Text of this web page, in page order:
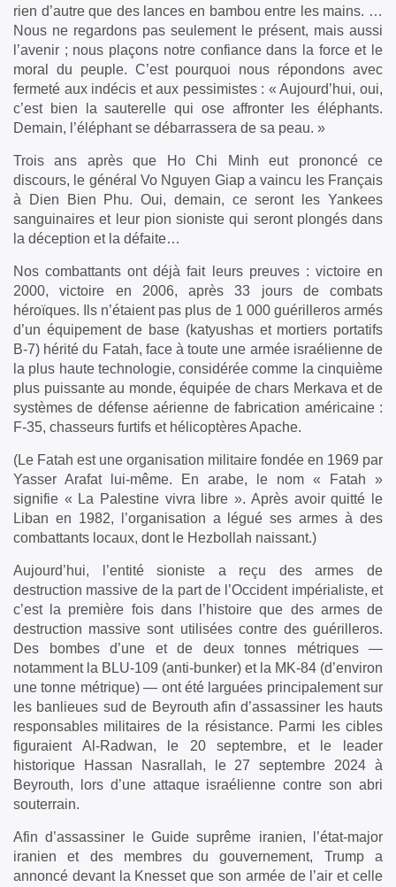
rien d’autre que des lances en bambou entre les mains. …
Nous ne regardons pas seulement le présent, mais aussi
l’avenir ; nous plaçons notre confiance dans la force et le
moral du peuple. C’est pourquoi nous répondons avec
fermeté aux indécis et aux pessimistes : « Aujourd’hui, oui,
c’est bien la sauterelle qui ose affronter les éléphants.
Demain, l’éléphant se débarrassera de sa peau. »
Trois ans après que Ho Chi Minh eut prononcé ce
discours, le général Vo Nguyen Giap a vaincu les Français
à Dien Bien Phu. Oui, demain, ce seront les Yankees
sanguinaires et leur pion sioniste qui seront plongés dans
la déception et la défaite…
Nos combattants ont déjà fait leurs preuves : victoire en
2000, victoire en 2006, après 33 jours de combats
héroïques. Ils n’étaient pas plus de 1 000 guérilleros armés
d’un équipement de base (katyushas et mortiers portatifs
B-7) hérité du Fatah, face à toute une armée israélienne de
la plus haute technologie, considérée comme la cinquième
plus puissante au monde, équipée de chars Merkava et de
systèmes de défense aérienne de fabrication américaine :
F-35, chasseurs furtifs et hélicoptères Apache.
(Le Fatah est une organisation militaire fondée en 1969 par
Yasser Arafat lui-même. En arabe, le nom « Fatah »
signifie « La Palestine vivra libre ». Après avoir quitté le
Liban en 1982, l’organisation a légué ses armes à des
combattants locaux, dont le Hezbollah naissant.)
Aujourd’hui, l’entité sioniste a reçu des armes de
destruction massive de la part de l’Occident impérialiste, et
c’est la première fois dans l’histoire que des armes de
destruction massive sont utilisées contre des guérilleros.
Des bombes d’une et de deux tonnes métriques —
notamment la BLU-109 (anti-bunker) et la MK-84 (d’environ
une tonne métrique) — ont été larguées principalement sur
les banlieues sud de Beyrouth afin d’assassiner les hauts
responsables militaires de la résistance. Parmi les cibles
figuraient Al-Radwan, le 20 septembre, et le leader
historique Hassan Nasrallah, le 27 septembre 2024 à
Beyrouth, lors d’une attaque israélienne contre son abri
souterrain.
Afin d’assassiner le Guide suprême iranien, l’état-major
iranien et des membres du gouvernement, Trump a
annoncé devant la Knesset que son armée de l’air et celle